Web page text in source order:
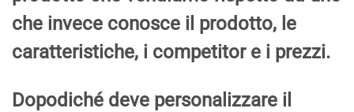
che invece conosce il prodotto, le
caratteristiche, i competitor e i prezzi.
Dopodiché deve personalizzare il